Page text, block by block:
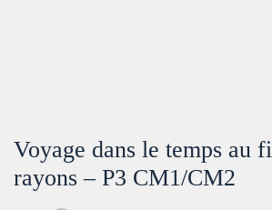
Voyage dans le temps au
rayons – P3 CM1/CM2